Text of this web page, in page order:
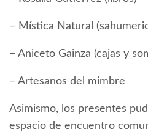
– Mística Natural
– Aniceto Gainza (cajas y
– Artesanos del mimbre
Asimismo, los presentes
espacio de encuentro